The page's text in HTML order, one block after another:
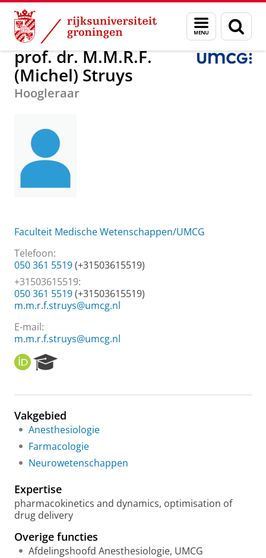
Skip
Content
Skip
Navigation
Menu
en
zoeken
Over ons prof. dr. M.M.R.F. (Michel) Struys
prof. dr. M.M.R.F.
(Michel) Struys
Hoogleraar
Faculteit Medische Wetenschappen/UMCG
Telefoon:
050 361 5519(+31503615519)
+31503615519:
050 361 5519(+31503615519)
m.m.r.f.struys@umcg.nl
E-mail:
m.m.r.f.struys@umcg.nl
O
R
I
e
r
c
h
o
t
a
l
Vakgebied
Anesthesiologie
Farmacologie
Neurowetenschappen
Expertise
pharmacokinetics and dynamics, optimisation of
drug delivery
Overige functies
Afdelingshoofd Anesthesiologie, UMCG